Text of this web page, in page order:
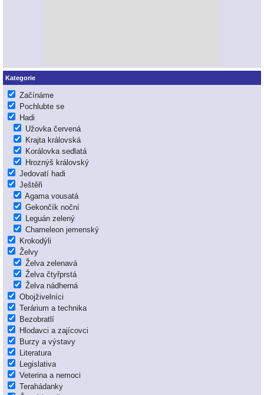
Kategorie
Začínáme
Pochlubte se
Hadi
Užovka červená
Krajta královská
Korálovka sedlatá
Hroznýš královský
Jedovatí hadi
Ještěři
Agama vousatá
Gekončík noční
Leguán zelený
Chameleon jemenský
Krokodýli
Želvy
Želva zelenavá
Želva čtyřprstá
Želva nádherná
Obojživelníci
Terárium a technika
Bezobratlí
Hlodavci a zajícovci
Burzy a výstavy
Literatura
Legislativa
Veterina a nemoci
Terahádanky